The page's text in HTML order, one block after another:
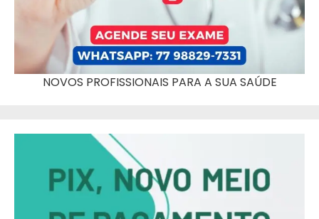
NOVOS PROFISSIONAIS PARA A SUA SAÚDE